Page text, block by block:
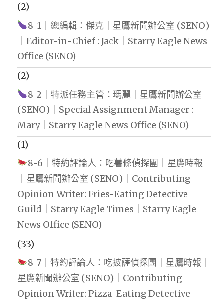
(2)
8-1｜總編輯：傑克｜星鷹新聞辦公室 (SENO)
｜Editor-in-Chief : Jack｜Starry Eagle News
Office (SENO)
(2)
8-2｜特派任務主管：瑪麗｜星鷹新聞辦公室
(SENO)｜Special Assignment Manager :
Mary｜Starry Eagle News Office (SENO)
(1)
8-6｜特約評論人：吃薯條偵探團｜星鷹時報
｜星鷹新聞辦公室 (SENO)｜Contributing
Opinion Writer: Fries-Eating Detective
Guild｜Starry Eagle Times｜Starry Eagle
News Office (SENO)
(33)
8-7｜特約評論人：吃披薩偵探團｜星鷹時報｜
星鷹新聞辦公室 (SENO)｜Contributing
Opinion Writer: Pizza-Eating Detective